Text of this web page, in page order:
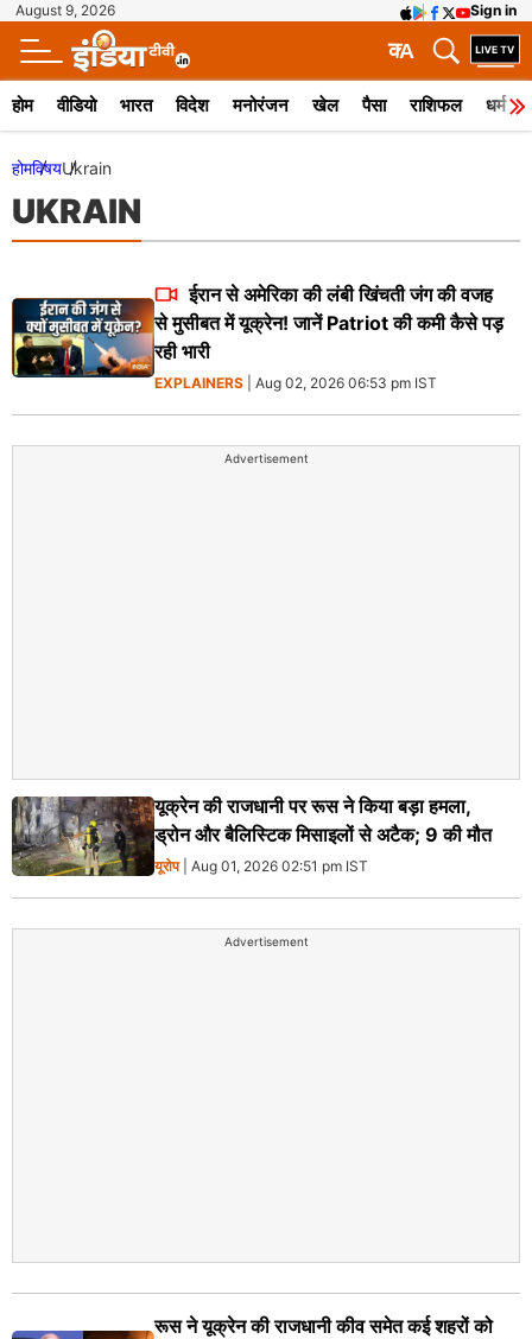
August 9, 2026 Sign in
A
क
होम वीडियो भारत विदेश मनोरंजन खेल पैसा राशिफल धर्म
होमविषयUkrain
UKRAIN
ईरान से अमेरिका की लंबी खिंचती जंग की वजह
से मुसीबत में यूक्रेन! जानें Patriot की कमी कैसे पड़
रही भारी
EXPLAINERS | Aug 02, 2026 06:53 pm IST
Advertisement
यूक्रेन की राजधानी पर रूस ने किया बड़ा हमला,
ड्रोन और बैलिस्टिक मिसाइलों से अटैक; 9 की मौत
यूरोप| Aug 01, 2026 02:51 pm IST
Advertisement
रूस ने यूक्रेन की राजधानी कीव समेत कई शहरों को